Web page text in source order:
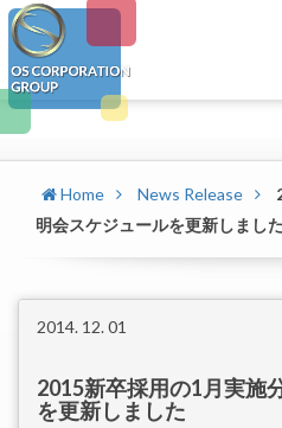
Home News Release
明会スケジュールを更新しました
2014. 12. 01
2015新卒採用の1月実施
を更新しました